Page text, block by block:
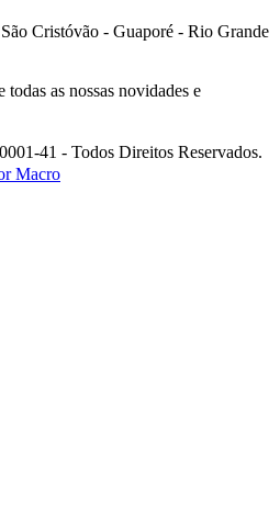
Cristóvão - Guaporé - Rio Grande
as nossas novidades e
41 - Todos Direitos Reservados.
Macro